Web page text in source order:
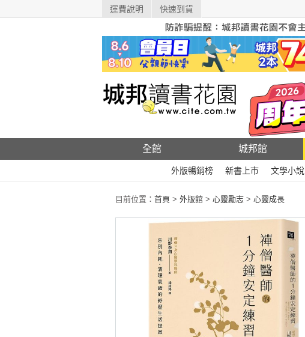
運費說明 快速到貨
全館 城邦館
外版暢銷榜 新書上市 文學小說
目前位置： 首頁 > 外版館 > 心靈勵志 > 心靈成長